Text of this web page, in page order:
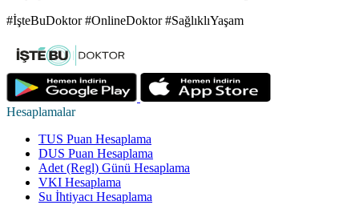
#İşteBuDoktor #OnlineDoktor #SağlıklıYaşam
Hesaplamalar
TUS Puan Hesaplama
DUS Puan Hesaplama
Adet (Regl) Günü Hesaplama
VKI Hesaplama
Su İhtiyacı Hesaplama